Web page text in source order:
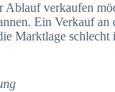
verkaufen
Ein Verkauf an
Marktlage schlecht